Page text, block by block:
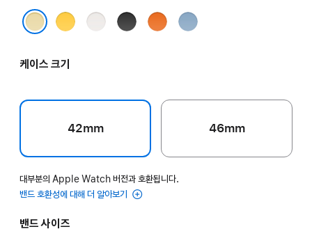
죤 블랑 누아 오랑쥬
블루
케이스 크기
42mm 46mm
대부분의 Apple Watch 버전과 호환됩니다.
밴드 호환성에 대해 더 알아보기
밴드 사이즈